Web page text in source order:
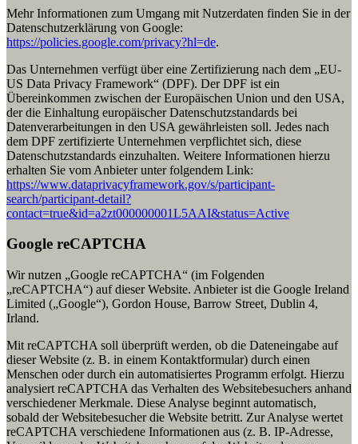
Mehr Informationen zum Umgang mit Nutzerdaten finden Sie in der
Datenschutzerklärung von Google:
https://policies.google.com/privacy?hl=de.
Das Unternehmen verfügt über eine Zertifizierung nach dem „EU-
US Data Privacy Framework“ (DPF). Der DPF ist ein
Übereinkommen zwischen der Europäischen Union und den USA,
der die Einhaltung europäischer Datenschutzstandards bei
Datenverarbeitungen in den USA gewährleisten soll. Jedes nach
dem DPF zertifizierte Unternehmen verpflichtet sich, diese
Datenschutzstandards einzuhalten. Weitere Informationen hierzu
erhalten Sie vom Anbieter unter folgendem Link:
https://www.dataprivacyframework.gov/s/participant-
search/participant-detail?
contact=true&id=a2zt000000001L5AAI&status=Active
Google reCAPTCHA
Wir nutzen „Google reCAPTCHA“ (im Folgenden
„reCAPTCHA“) auf dieser Website. Anbieter ist die Google Ireland
Limited („Google“), Gordon House, Barrow Street, Dublin 4,
Irland.
Mit reCAPTCHA soll überprüft werden, ob die Dateneingabe auf
dieser Website (z. B. in einem Kontaktformular) durch einen
Menschen oder durch ein automatisiertes Programm erfolgt. Hierzu
analysiert reCAPTCHA das Verhalten des Websitebesuchers anhand
verschiedener Merkmale. Diese Analyse beginnt automatisch,
sobald der Websitebesucher die Website betritt. Zur Analyse wertet
reCAPTCHA verschiedene Informationen aus (z. B. IP-Adresse,